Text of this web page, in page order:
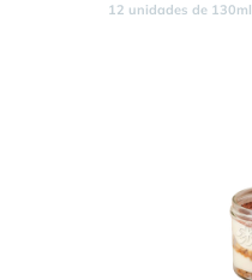
12 unidades de 130ml